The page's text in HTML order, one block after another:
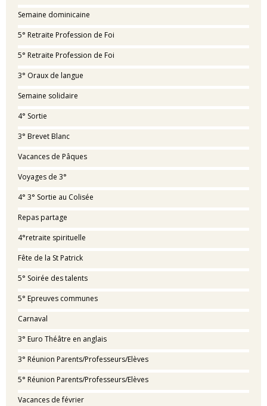
Semaine dominicaine
5° Retraite Profession de Foi
5° Retraite Profession de Foi
3° Oraux de langue
Semaine solidaire
4° Sortie
3° Brevet Blanc
Vacances de Pâques
Voyages de 3°
4° 3° Sortie au Colisée
Repas partage
4°retraite spirituelle
Fête de la St Patrick
5° Soirée des talents
5° Epreuves communes
Carnaval
3° Euro Théâtre en anglais
3° Réunion Parents/Professeurs/Elèves
5° Réunion Parents/Professeurs/Elèves
Vacances de février